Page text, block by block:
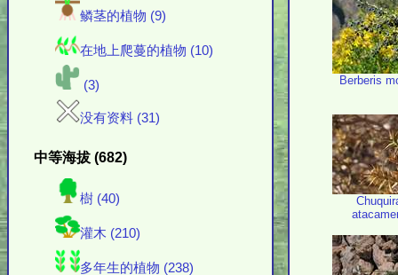
鳞茎的植物 (9)
在地上爬蔓的植物 (10)
(3)
没有资料 (31)
中等海拔 (682)
樹 (40)
灌木 (210)
多年生的植物 (238)
Berberis